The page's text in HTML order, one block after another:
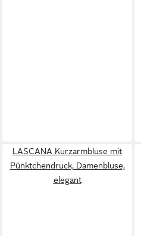
LASCANA Kurzarmbluse mit
Pünktchendruck, Damenbluse,
elegant